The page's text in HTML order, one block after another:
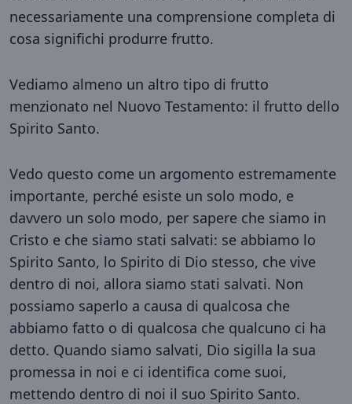
necessariamente una comprensione completa di
cosa significhi produrre frutto.
Vediamo almeno un altro tipo di frutto
menzionato nel Nuovo Testamento: il frutto dello
Spirito Santo.
Vedo questo come un argomento estremamente
importante, perché esiste un solo modo, e
davvero un solo modo, per sapere che siamo in
Cristo e che siamo stati salvati: se abbiamo lo
Spirito Santo, lo Spirito di Dio stesso, che vive
dentro di noi, allora siamo stati salvati. Non
possiamo saperlo a causa di qualcosa che
abbiamo fatto o di qualcosa che qualcuno ci ha
detto. Quando siamo salvati, Dio sigilla la sua
promessa in noi e ci identifica come suoi,
mettendo dentro di noi il suo Spirito Santo.